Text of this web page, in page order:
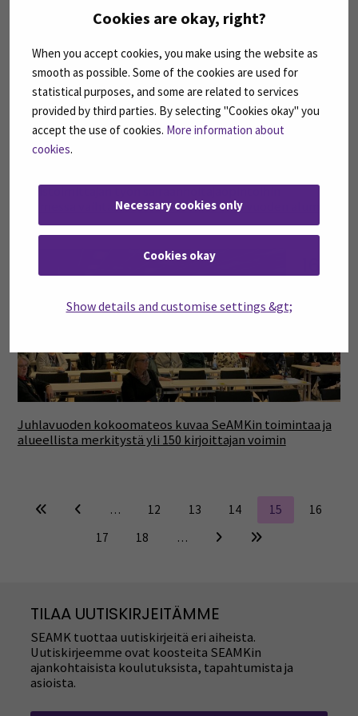
Cookies are okay, right?
When you accept cookies, you make using the website as
smooth as possible. Some of the cookies are used for
statistical purposes, and some are related to services
provided by third parties. By selecting "Cookies okay" you
accept the use of cookies. More information about
cookies.
Necessary cookies only
Cookies okay
Show details and customise settings &gt;
Uutistoimittajan työn sairaanhoitajaopintoihin
Suomessa vaihtanut Le Anh on SeAMKin vuoden alumni
Juhlavuoden kokoomateos kuvaa SeAMKin toimintaa ja
alueellista merkitystä yli 150 kirjoittajan voimin
… 12 13 14 15
16
17
18 …
TILAA UUTISKIRJEITÄMME
SEAMK tuottaa uutiskirjeitä eri aiheista.
Uutiskirjeemme ovat koosteita SEAMKin
ajankohtaisista koulutuksista, tapahtumista ja
asioista.